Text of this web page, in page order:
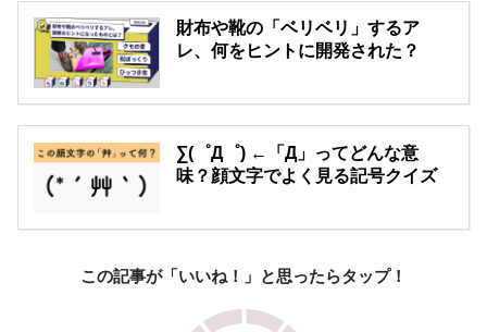
財布や靴の「ベリベリ」するア
レ、何をヒントに開発された？
∑(゜Д゜) ←「Д」ってどんな意
味？顔文字でよく見る記号クイズ
この記事が「いいね！」と思ったらタップ！